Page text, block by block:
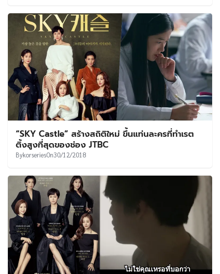
“SKY Castle” สร้างสถิติใหม่ ขึ้นแท่นละครที่ทำเรต
ติ้งสูงที่สุดของช่อง JTBC
BykorseriesOn30/12/2018